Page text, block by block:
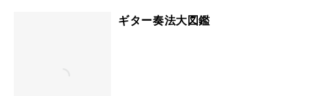
ギター奏法大図鑑